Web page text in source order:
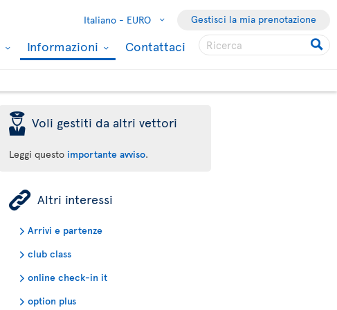
Italiano - EURO Gestisci la mia prenotazione
Informazioni Contattaci
þ Voli gestiti da altri vettori
Leggi questo importante avviso.
ÿ Altri interessi
Arrivi e partenze
club class
online check-in it
option plus